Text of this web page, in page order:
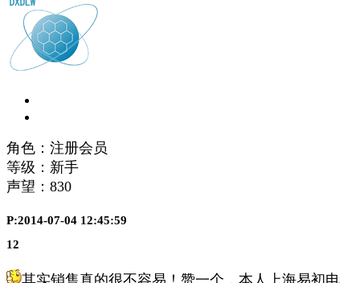
角色：注册会员
等级：新手
声望： 830
P:2014-07-04 12:45:59
12